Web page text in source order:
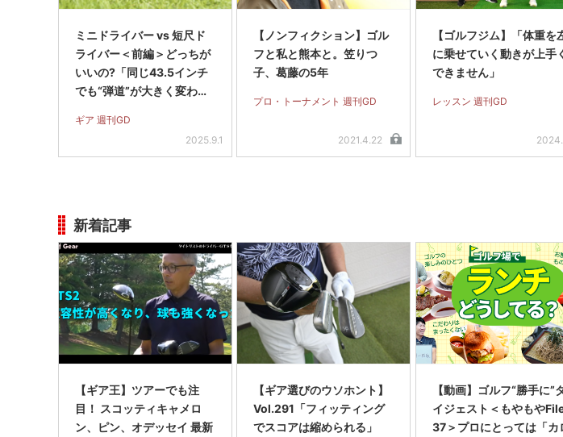
ミニドライバー vs 短尺ド
ライバー＜前編＞どっちが
いいの?「同じ43.5インチ
でも“弾道”が大きく変わ
ギア 週刊GD
2025.9.1
【ノンフィクション】ゴル
フと私と熊本と。笠りつ
子、葛藤の5年
プロ・トーナメント 週刊GD
2021.4.22
【ゴルフジム】「体重を
に乗せていく動きが上手
できません」
レッスン 週刊GD
新着記事
【ギア王】ツアーでも注
目！ スコッティキャメロ
ン、ピン、オデッセイ 最新
【ギア選びのウソホント】
Vol.291「フィッティング
でスコアは縮められる」
【動画】ゴルフ“勝手に”
イジェスト＜もやもや
37＞プロにとっては「カ